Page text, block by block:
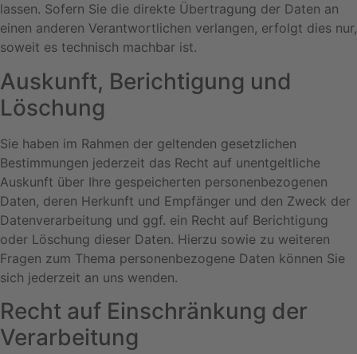
lassen. Sofern Sie die direkte Übertragung der Daten an
einen anderen Verantwortlichen verlangen, erfolgt dies nur,
soweit es technisch machbar ist.
Auskunft, Berichtigung und
Löschung
Sie haben im Rahmen der geltenden gesetzlichen
Bestimmungen jederzeit das Recht auf unentgeltliche
Auskunft über Ihre gespeicherten personenbezogenen
Daten, deren Herkunft und Empfänger und den Zweck der
Datenverarbeitung und ggf. ein Recht auf Berichtigung
oder Löschung dieser Daten. Hierzu sowie zu weiteren
Fragen zum Thema personenbezogene Daten können Sie
sich jederzeit an uns wenden.
Recht auf Einschränkung der
Verarbeitung